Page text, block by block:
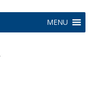
MENU